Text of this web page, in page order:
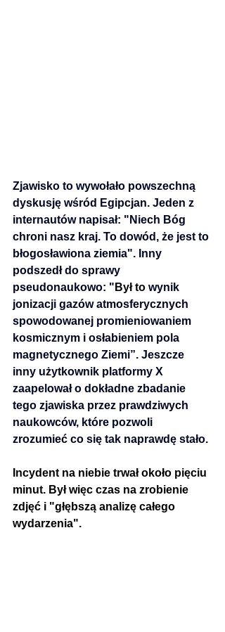
Zjawisko to wywołało powszechną
dyskusję wśród Egipcjan. Jeden z
internautów napisał: "Niech Bóg
chroni nasz kraj. To dowód, że jest to
błogosławiona ziemia". Inny
podszedł do sprawy
pseudonaukowo: " Był to wynik
jonizacji gazów atmosferycznych
spowodowanej promieniowaniem
kosmicznym i osłabieniem pola
magnetycznego Ziemi”. Jeszcze
inny użytkownik platformy X
zaapelował o dokładne zbadanie
tego zjawiska przez prawdziwych
naukowców, które pozwoli
zrozumieć co się tak naprawdę stało.
Incydent na niebie trwał około pięciu
minut. Był więc czas na zrobienie
zdjęć i "głębszą analizę całego
wydarzenia".